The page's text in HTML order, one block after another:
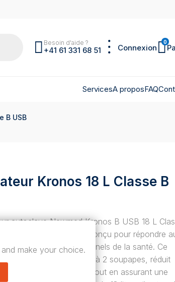
Besoin d'aide ?
+41 61 331 68 51 Connexion
0
ServicesA proposFAQ
B USB
Kronos 18 L Classe B
autoclave Newmed Kronos B USB 18 L
puissant et innovant conçu pour répondre
des professionnels de la santé. Ce
d’un système breveté à 2 soupapes, réduit
le temps de travail tout en assurant une
and make your choice.